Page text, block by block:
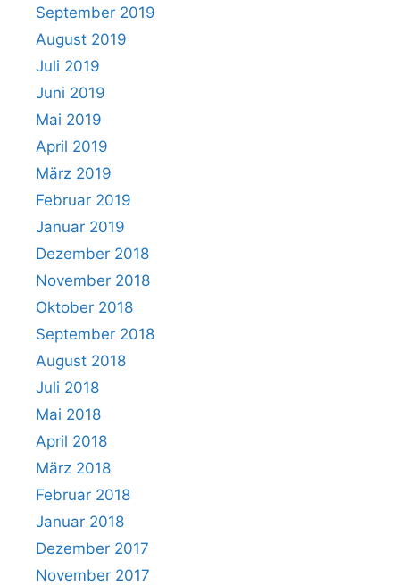
September 2019
August 2019
Juli 2019
Juni 2019
Mai 2019
April 2019
März 2019
Februar 2019
Januar 2019
Dezember 2018
November 2018
Oktober 2018
September 2018
August 2018
Juli 2018
Mai 2018
April 2018
März 2018
Februar 2018
Januar 2018
Dezember 2017
November 2017